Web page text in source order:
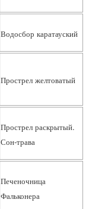
Водосбор каратауский
Прострел желтоватый
Прострел раскрытый.
Сон-трава
Печеночница
Фальконера